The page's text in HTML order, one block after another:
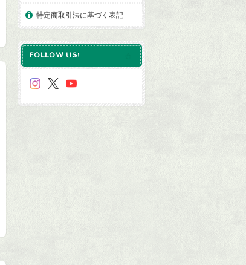
特定商取引法に基づく表記
FOLLOW US!